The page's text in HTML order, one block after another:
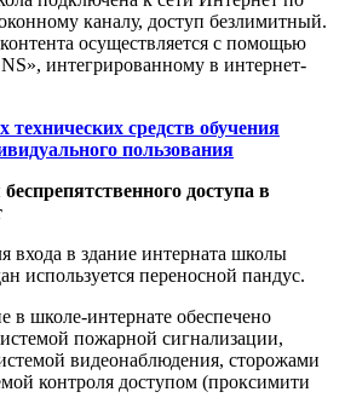
каналу, доступ безлимитный.
осуществляется с помощью
интегрированному в интернет-
средств обучения
пользования
доступа в
входа в здание интерната школы
используется переносной пандус.
в школе-интернате обеспечено
пожарной сигнализации,
видеонаблюдения, сторожами
контроля доступом (проксимити